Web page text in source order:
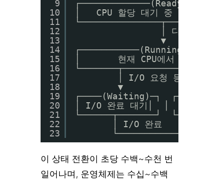
9
10
11
12
13
14
15
16
17
18
19
20
21
22
23
│   CPU 할당 대기 중 (준비
│ 디스패치
▼
│       현재 CPU에서 실행 중
│ I/O 요청 등   │ 완
▼               ▼
┌────(Waiting)─┐
│ I/O 완료 대기│  │  프로세
└──────┬───────┘
│ I/O 완료
└────────────►
이 상태 전환이 초당 수백~수천 번
일어나며, 운영체제는 수십~수백